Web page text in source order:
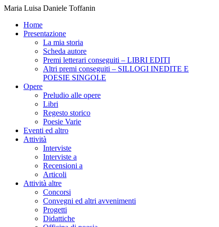
Maria Luisa Daniele Toffanin
Home
Presentazione
La mia storia
Scheda autore
Premi letterari conseguiti – LIBRI EDITI
Altri premi conseguiti – SILLOGI INEDITE E
POESIE SINGOLE
Opere
Preludio alle opere
Libri
Regesto storico
Poesie Varie
Eventi ed altro
Attività
Interviste
Interviste a
Recensioni a
Articoli
Attività altre
Concorsi
Convegni ed altri avvenimenti
Progetti
Didattiche